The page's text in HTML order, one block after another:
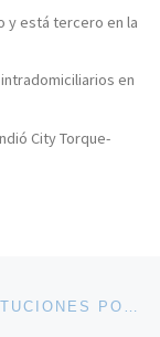
y está tercero en la
en
City Torque-